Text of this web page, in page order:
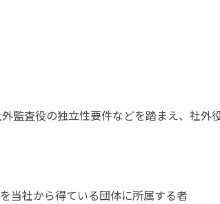
監査役の独立性要件などを踏まえ、社
当社から得ている団体に所属する者